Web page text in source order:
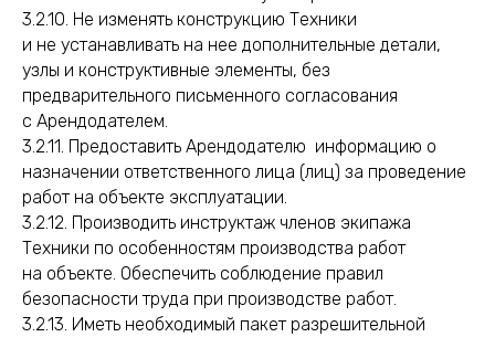
3.2.10. Не изменять конструкцию Техники
и не устанавливать на нее дополнительные детали,
узлы и конструктивные элементы, без
предварительного письменного согласования
с Арендодателем.
3.2.11. Предоставить Арендодателю информацию о
назначении ответственного лица (лиц) за проведение
работ на объекте эксплуатации.
3.2.12. Производить инструктаж членов экипажа
Техники по особенностям производства работ
на объекте. Обеспечить соблюдение правил
безопасности труда при производстве работ.
3.2.13. Иметь необходимый пакет разрешительной